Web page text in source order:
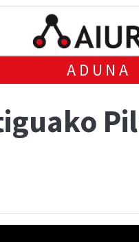
ADUNA